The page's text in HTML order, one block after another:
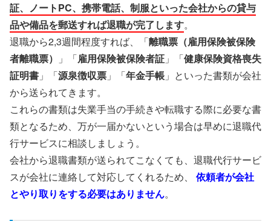
証、ノートPC、携帯電話、制服といった会社からの貸与
品や備品を郵送すれば退職が完了します。
退職から2,3週間程度すれば、「離職票（雇用保険被保険
者離職票）
」「雇用保険被保険者証 」「健康保険資格喪失
証明書 」「源泉徴収票 」「年金手帳 」といった書類が会社
から送られてきます。
これらの書類は失業手当の手続きや転職する際に必要な書
類となるため、万が一届かないという場合は早めに退職代
行サービスに相談しましょう。
会社から退職書類が送られてこなくても、退職代行サービ
スが会社に連絡して対応してくれるため、 依頼者が会社
とやり取りをする必要はありません。